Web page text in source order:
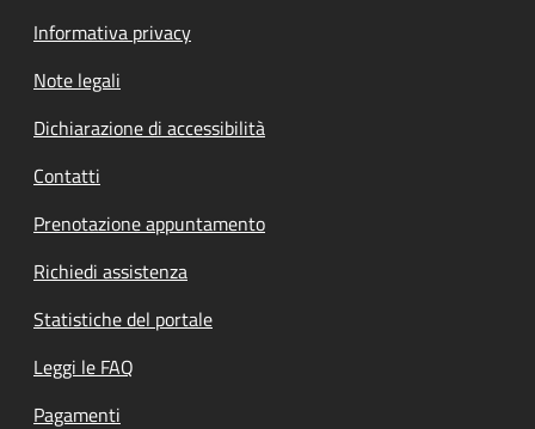
Informativa privacy
Note legali
Dichiarazione di accessibilità
Contatti
Prenotazione appuntamento
Richiedi assistenza
Statistiche del portale
Leggi le FAQ
Pagamenti